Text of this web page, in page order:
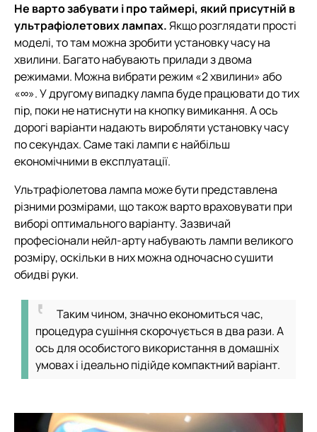
Не варто забувати і про таймері, який присутній в
ультрафіолетових лампах.Якщо розглядати прості
моделі, то там можна зробити установку часу на
хвилини. Багато набувають прилади з двома
режимами. Можна вибрати режим «2 хвилини» або
«∞». У другому випадку лампа буде працювати до тих
пір, поки не натиснути на кнопку вимикання. А ось
дорогі варіанти надають виробляти установку часу
по секундах. Саме такі лампи є найбільш
економічними в експлуатації.
Ультрафіолетова лампа може бути представлена
різними розмірами, що також варто враховувати при
виборі оптимального варіанту. Зазвичай
професіонали нейл-арту набувають лампи великого
розміру, оскільки в них можна одночасно сушити
обидві руки.
Таким чином, значно економиться час,
процедура сушіння скорочується в два рази. А
ось для особистого використання в домашніх
умовах і ідеально підійде компактний варіант.